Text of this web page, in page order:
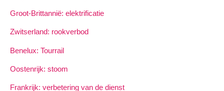
Groot-Brittannië: elektrificatie
Zwitserland: rookverbod
Benelux: Tourrail
Oostenrijk: stoom
Frankrijk: verbetering van de dienst